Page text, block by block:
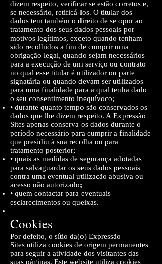
dizem respeito, verificar se estão corretos e,
se necessário, retificá-los. O titular dos
dados tem também o direito de se opor ao
tratamento dos seus dados pessoais por
motivos legítimos, exceto quando tenham
sido recolhidos a fim de cumprir uma
obrigação legal, quando sejam necessários
para a execução de um serviço ou contrato
no qual esse titular é utilizador ou parte
signatária ou quando devam ser utilizados
para uma finalidade para a qual tenha dado
o seu consentimento inequívoco;
• durante quanto tempo são conservados os
dados que lhe dizem respeito. A Expressão
Sites apenas conserva os dados durante o
período necessário para cumprir a finalidade
que presidiu à sua recolha ou para
tratamento posterior;
• quais as medidas de segurança adotadas
para salvaguardar os seus dados pessoais
contra uma eventual utilização abusiva ou
acesso não autorizado;
• quem contactar para eventuais
esclarecimentos ou queixas.
Cookies
Por defeito, o sítio da(o) Expressão
Sites utiliza cookies de origem permanentes
para seguir a atividade dos visitantes das
suas páginas. Este website utiliza cookies